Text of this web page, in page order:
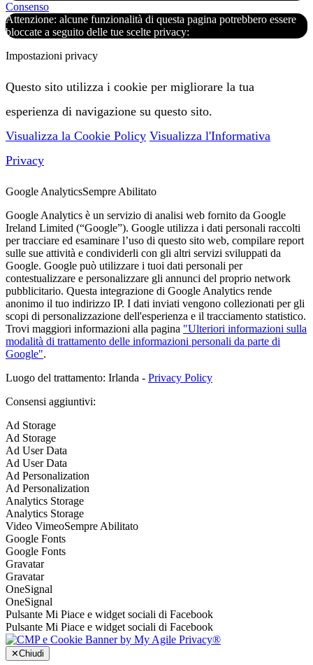
Consenso
Attenzione: alcune funzionalità di questa pagina potrebbero essere
bloccate a seguito delle tue scelte privacy:
Impostazioni privacy
Questo sito utilizza i cookie per migliorare la tua
esperienza di navigazione su questo sito.
Visualizza la Cookie Policy Visualizza l'Informativa
Privacy
Google AnalyticsSempre Abilitato
Google Analytics è un servizio di analisi web fornito da Google
Ireland Limited (“Google”). Google utilizza i dati personali raccolti
per tracciare ed esaminare l’uso di questo sito web, compilare report
sulle sue attività e condividerli con gli altri servizi sviluppati da
Google. Google può utilizzare i tuoi dati personali per
contestualizzare e personalizzare gli annunci del proprio network
pubblicitario. Questa integrazione di Google Analytics rende
anonimo il tuo indirizzo IP. I dati inviati vengono collezionati per gli
scopi di personalizzazione dell'esperienza e il tracciamento statistico.
Trovi maggiori informazioni alla pagina "Ulteriori informazioni sulla
modalità di trattamento delle informazioni personali da parte di
Google".
Luogo del trattamento: Irlanda - Privacy Policy
Consensi aggiuntivi:
Ad Storage
Ad Storage
Ad User Data
Ad User Data
Ad Personalization
Ad Personalization
Analytics Storage
Analytics Storage
Video VimeoSempre Abilitato
Google Fonts
Google Fonts
Gravatar
Gravatar
OneSignal
OneSignal
Pulsante Mi Piace e widget sociali di Facebook
Pulsante Mi Piace e widget sociali di Facebook
✕Chiudi